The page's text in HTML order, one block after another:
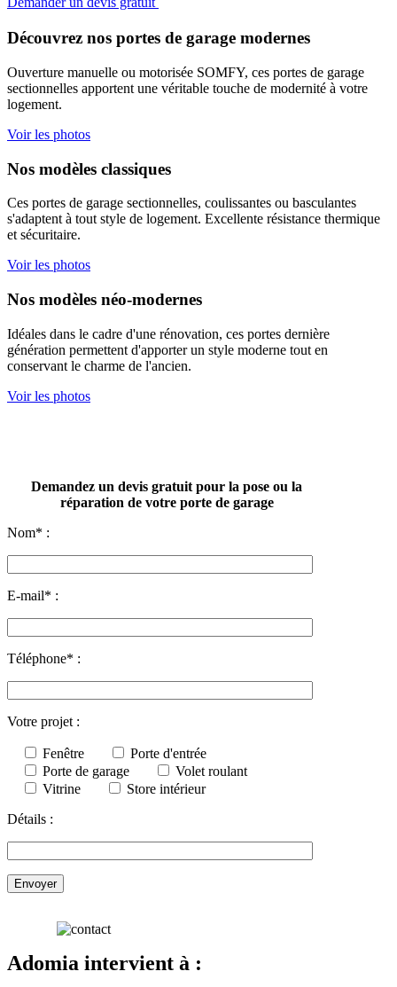
Découvrez nos portes de garage modernes
Ouverture manuelle ou motorisée SOMFY, ces portes de garage
sectionnelles apportent une véritable touche de modernité à votre
logement.
Voir les photos
Nos modèles classiques
Ces portes de garage sectionnelles, coulissantes ou basculantes
s'adaptent à tout style de logement. Excellente résistance thermique
et sécuritaire.
Voir les photos
Nos modèles néo-modernes
Idéales dans le cadre d'une rénovation, ces portes dernière
génération permettent d'apporter un style moderne tout en
conservant le charme de l'ancien.
Voir les photos
Demandez un devis gratuit pour la pose ou la
réparation de votre porte de garage
Nom* :
E-mail* :
Téléphone* :
Votre projet :
Fenêtre
Porte d'entrée
Porte de garage
Volet roulant
Vitrine
Store intérieur
Détails :
Adomia intervient à :